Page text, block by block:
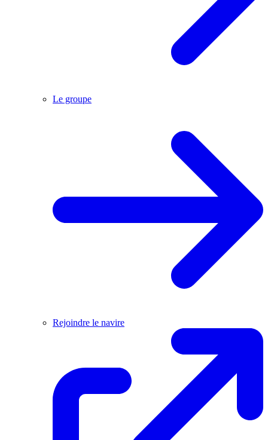
Le groupe
Rejoindre le navire